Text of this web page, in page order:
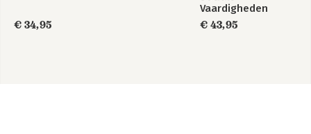
€ 34,95
Vaardigheden
€ 43,95